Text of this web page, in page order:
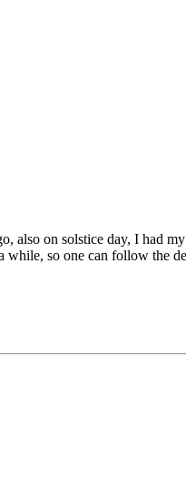
also on solstice day, I had
so one can follow the